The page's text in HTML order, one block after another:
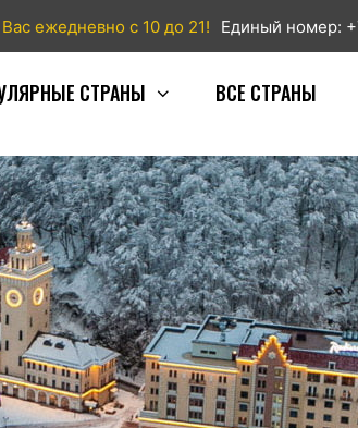
ежедневно с 10 до 21! Единый номер:
СТРАНЫ ВСЕ СТРАНЫ